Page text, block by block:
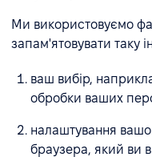
Ми використовуємо
запам'ятовувати таку
ваш вибір,
обробки ваших
налаштування
браузера, який ви